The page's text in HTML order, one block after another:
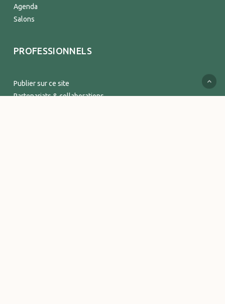
Agenda
Salons
PROFESSIONNELS
Publier sur ce site
Partenariats & collaborations